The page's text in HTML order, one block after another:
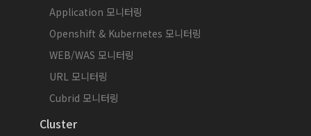
Application 모니터링
Openshift & Kubernetes 모니터링
WEB/WAS 모니터링
URL 모니터링
Cubrid 모니터링
Cluster